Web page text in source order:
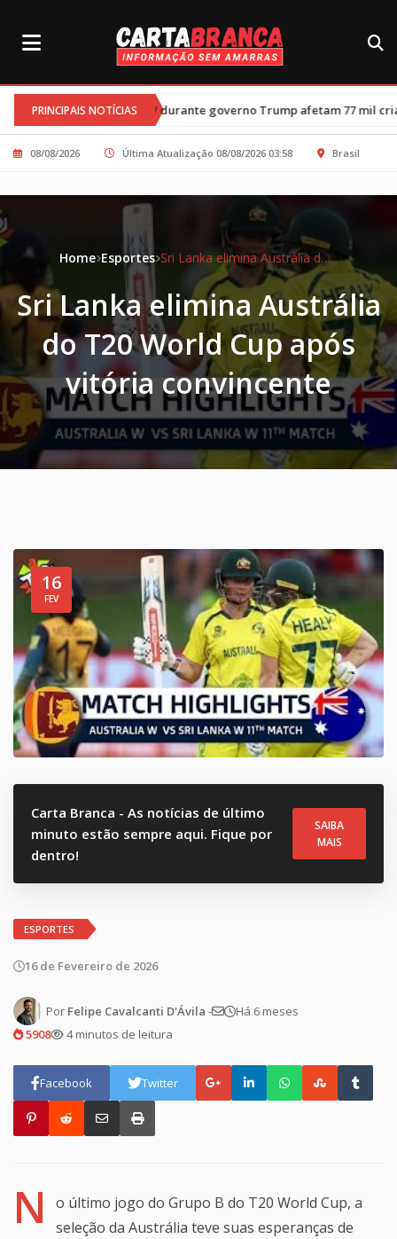
PRINCIPAIS NOTÍCIAS
HIV durante governo Trump afetam 77 mil crianças•Trégua
08/08/2026 Última Atualização 08/08/2026 03:58 Brasil
Home Esportes Sri Lanka elimina Austrália do T20 World Cup após vitória convincente
Sri Lanka elimina Austrália
do T20 World Cup após
vitória convincente
16
FEV
Carta Branca - As notícias de último
minuto estão sempre aqui. Fique por
dentro!
SAIBA
MAIS
ESPORTES
16 de Fevereiro de 2026
Por Felipe Cavalcanti D'Ávila -
Há 6 meses
5908
4 minutos de leitura
Facebook Twitter
N
o último jogo do Grupo B do T20 World Cup, a
seleção da Austrália teve suas esperanças de